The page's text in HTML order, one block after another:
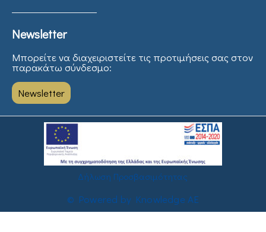
Newsletter
Μπορείτε να διαχειριστείτε τις προτιμήσεις σας στον
παρακάτω σύνδεσμο:
Newsletter
Δήλωση Προσβασιμότητας
© Powered by Knowledge AE